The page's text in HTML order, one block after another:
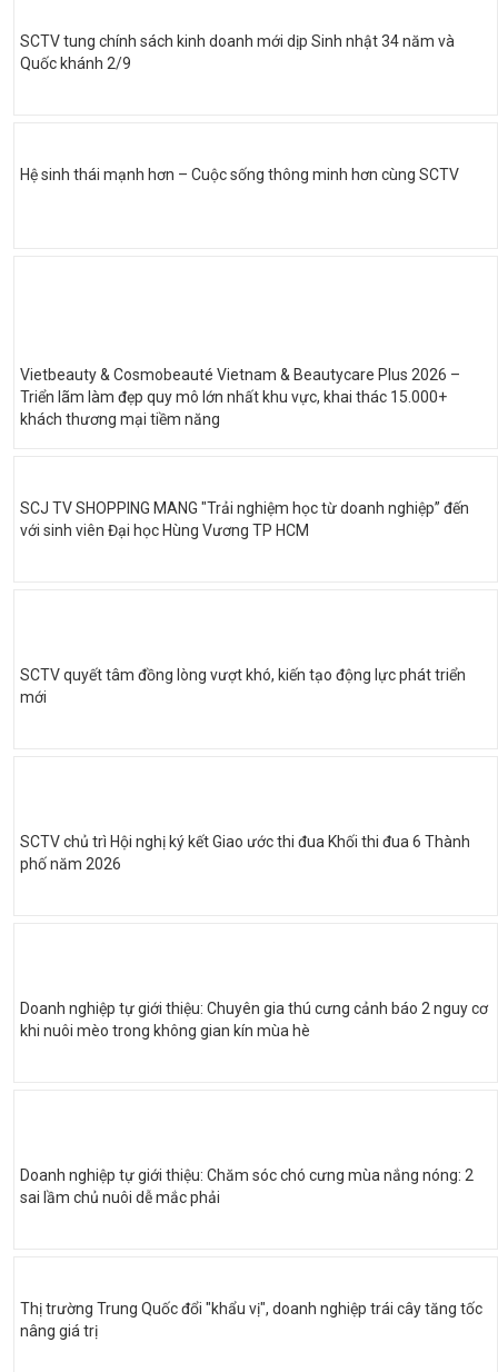
SCTV tung chính sách kinh doanh mới dịp Sinh nhật 34 năm và
Quốc khánh 2/9
Hệ sinh thái mạnh hơn – Cuộc sống thông minh hơn cùng SCTV
Vietbeauty & Cosmobeauté Vietnam & Beautycare Plus 2026 –
Triển lãm làm đẹp quy mô lớn nhất khu vực, khai thác 15.000+
khách thương mại tiềm năng
SCJ TV SHOPPING MANG "Trải nghiệm học từ doanh nghiệp” đến
với sinh viên Đại học Hùng Vương TP HCM
SCTV quyết tâm đồng lòng vượt khó, kiến tạo động lực phát triển
mới
SCTV chủ trì Hội nghị ký kết Giao ước thi đua Khối thi đua 6 Thành
phố năm 2026
Doanh nghiệp tự giới thiệu: Chuyên gia thú cưng cảnh báo 2 nguy cơ
khi nuôi mèo trong không gian kín mùa hè
Doanh nghiệp tự giới thiệu: Chăm sóc chó cưng mùa nắng nóng: 2
sai lầm chủ nuôi dễ mắc phải
Thị trường Trung Quốc đổi "khẩu vị", doanh nghiệp trái cây tăng tốc
nâng giá trị